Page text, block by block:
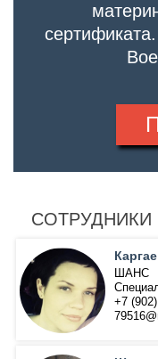
СОТРУДНИКИ
ШАНС
+7